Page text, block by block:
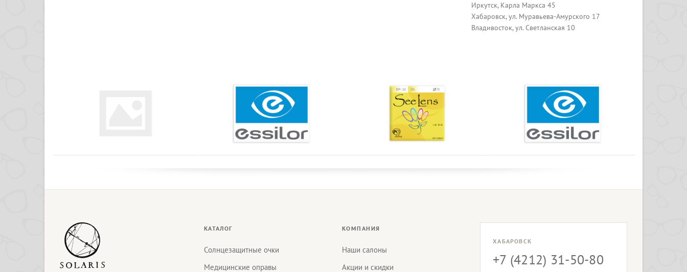
Иркутск, Карла Маркса 45
Хабаровск, ул. Муравьева-Амурского 17
Владивосток, ул. Светланская 10
КАТАЛОГ
Солнцезащитные очки
Медицинские оправы
КОМПАНИЯ
Наши салоны
Акции и скидки
ХАБАРОВСК
+7 (4212) 31-50-80